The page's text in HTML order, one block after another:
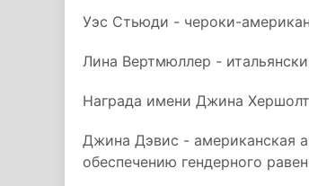
Уэс Стьюди - чероки-
Лина Вертмюллер -
Награда имени Джина
Джина Дэвис - американская
обеспечению гендерного